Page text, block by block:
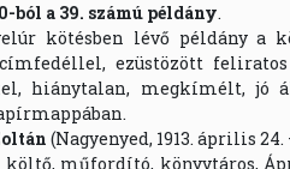
ból a 39. számú példány.
kötésben lévő példány a
ezüstözött feliratos
hiánytalan, megkímélt, jó
(Nagyenyed, 1913. április
költő, műfordító, könyvtáros,